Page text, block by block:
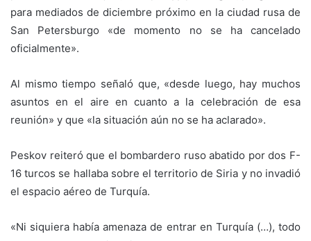
para mediados de diciembre próximo en la ciudad rusa de
San Petersburgo «de momento no se ha cancelado
oficialmente».
Al mismo tiempo señaló que, «desde luego, hay muchos
asuntos en el aire en cuanto a la celebración de esa
reunión» y que «la situación aún no se ha aclarado».
Peskov reiteró que el bombardero ruso abatido por dos F-
16 turcos se hallaba sobre el territorio de Siria y no invadió
el espacio aéreo de Turquía.
«Ni siquiera había amenaza de entrar en Turquía (…), todo